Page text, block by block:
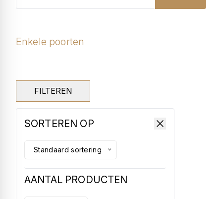
Enkele poorten
SORTEREN OP
Standaard sortering
AANTAL PRODUCTEN
FILTEREN